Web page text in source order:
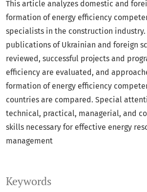
Keywords
This article analyzes domestic and
formation of energy efficiency
specialists in the construction industry.
publications of Ukrainian and foreign
reviewed, successful projects and
efficiency are evaluated, and
formation of energy efficiency
countries are compared. Special
technical, practical, managerial, and
skills necessary for effective energy
management